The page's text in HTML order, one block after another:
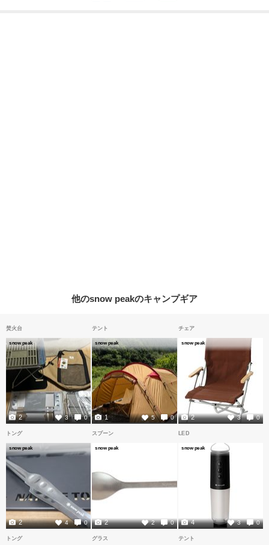
他のsnow peakのキャンプギア
焚火台
snow peak
3 0
2
テント
snow peak
5 0
1
チェア
snow peak
3 0
2
トング
snow peak
4 0
2
スプーン
snow peak
2 0
2
LED
snow peak
3 0
4
トング グラス テント